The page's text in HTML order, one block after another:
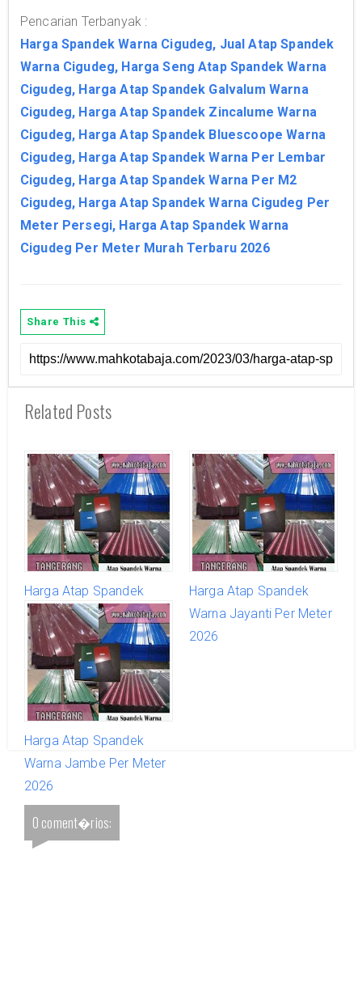
Pencarian Terbanyak :
Harga Spandek Warna Cigudeg, Jual Atap Spandek
Warna Cigudeg, Harga Seng Atap Spandek Warna
Cigudeg, Harga Atap Spandek Galvalum Warna
Cigudeg, Harga Atap Spandek Zincalume Warna
Cigudeg, Harga Atap Spandek Bluescoope Warna
Cigudeg, Harga Atap Spandek Warna Per Lembar
Cigudeg, Harga Atap Spandek Warna Per M2
Cigudeg, Harga Atap Spandek Warna Cigudeg Per
Meter Persegi, Harga Atap Spandek Warna
Cigudeg Per Meter Murah Terbaru 2026
Share This
Related Posts
Harga Atap Spandek
Warna Kresek Per Meter
2026
Harga Atap Spandek
Warna Jayanti Per Meter
2026
Harga Atap Spandek
Warna Jambe Per Meter
2026
0 coment�rios: